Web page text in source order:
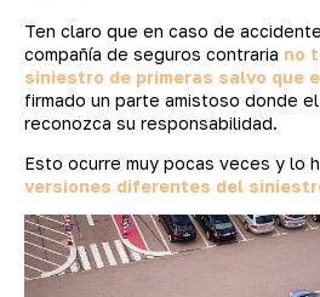
Ten claro que en caso de
compañía de seguros contraria no
siniestro de primeras salvo que
firmado un parte amistoso donde
reconozca su responsabilidad.
Esto ocurre muy pocas veces y lo
versiones diferentes del